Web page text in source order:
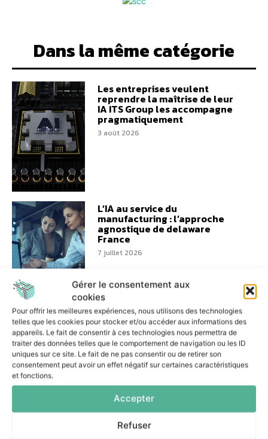
Gérer le consentement aux
cookies
Pour offrir les meilleures expériences, nous utilisons des technologies
telles que les cookies pour stocker et/ou accéder aux informations des
appareils. Le fait de consentir à ces technologies nous permettra de
traiter des données telles que le comportement de navigation ou les ID
uniques sur ce site. Le fait de ne pas consentir ou de retirer son
consentement peut avoir un effet négatif sur certaines caractéristiques
et fonctions.
Accepter
Refuser
Dans la même catégorie
Les entreprises veulent
reprendre la maîtrise de leur
IA ITS Group les accompagne
pragmatiquement
3 août 2026
L’IA au service du
manufacturing : l’approche
agnostique de delaware
France
7 juillet 2026
Architecture ouverte : HID et
Genetec repensent la
modernisation du contrôle
d’accès
3 juillet 2026